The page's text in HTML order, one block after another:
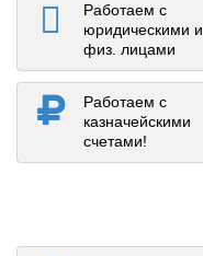
Работаем с
юридическими и
физ. лицами
Работаем с
казначейскими
счетами!